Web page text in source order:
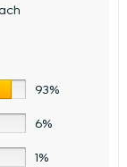
93%
6%
1%